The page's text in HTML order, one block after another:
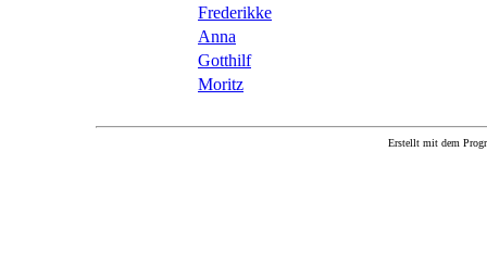
Frederikke
Anna
Gotthilf
Moritz
Erstellt mit dem